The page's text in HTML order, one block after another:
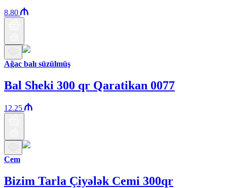
8.80
Ağac balı süzülmüş
Bal Sheki 300 qr Qaratikan 0077
12.25
Cem
Bizim Tarla Çiyələk Cemi 300qr